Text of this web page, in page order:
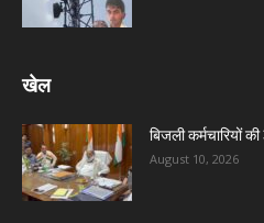
खेल
बिजली कर्मचारियों
August 10, 2026